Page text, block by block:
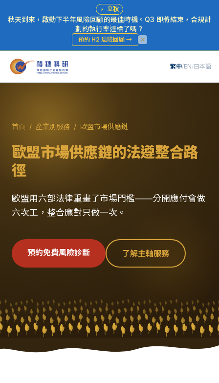
⚡ 立秋
秋天到來，啟動下半年風險回顧的最佳時機。Q3 即將結束，合規計
劃的執行率達標了嗎？
預約 H2 風險回顧 →
繁中/EN/日本語
首頁 / 產業別服務 / 歐盟市場供應鏈
歐盟市場供應鏈的法遵整合路
徑
歐盟用六部法律重畫了市場門檻——分開應付會做
六次工，整合應對只做一次。
預約免費風險診斷 了解主軸服務